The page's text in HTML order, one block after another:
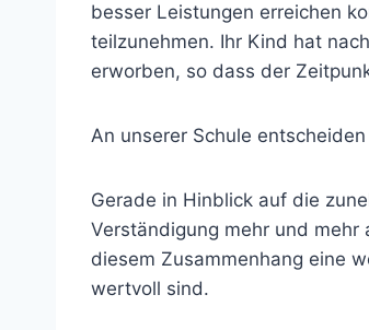
besser Leistungen erreichen
teilzunehmen. Ihr Kind hat
erworben, so dass der
An unserer Schule
Gerade in Hinblick auf die
Verständigung mehr und mehr
diesem Zusammenhang eine
wertvoll sind.